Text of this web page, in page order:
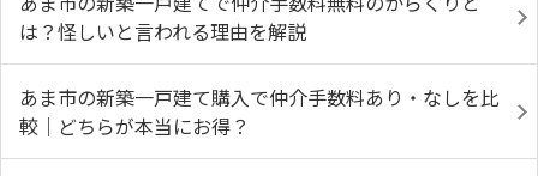
は？怪しいと言われる理由を解説
あま市の新築一戸建て購入で仲介手数料あり・なしを比
較｜どちらが本当にお得？